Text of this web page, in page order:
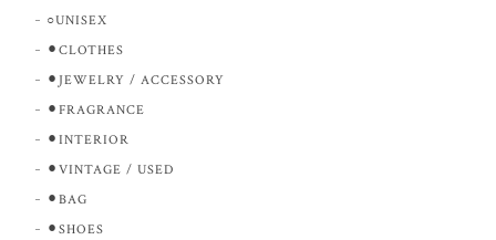
○UNISEX
⚫︎CLOTHES
⚫︎JEWELRY / ACCESSORY
⚫︎FRAGRANCE
⚫︎INTERIOR
⚫︎VINTAGE / USED
⚫︎BAG
⚫︎SHOES